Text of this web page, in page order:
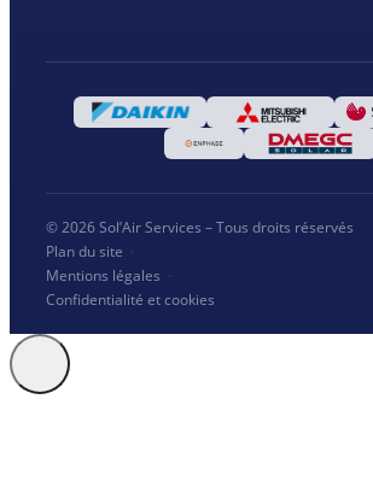
© 2026 Sol’Air Services – Tous droits réservés
Plan du site ·
Mentions légales ·
Confidentialité et cookies